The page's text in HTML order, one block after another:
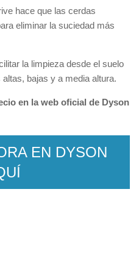
hace que las cerdas
eliminar la suciedad más
la limpieza desde el suelo
bajas y a media altura.
en la web oficial de Dyson
EN DYSON